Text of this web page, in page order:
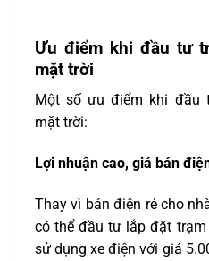
Ưu điểm khi đầu tư
mặt trời
Một số ưu điểm khi đầu
mặt trời:
Lợi nhuận cao, giá bán
Thay vì bán điện rẻ cho
có thể đầu tư lắp đặt
sử dụng xe điện với giá